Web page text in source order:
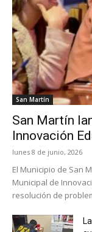
San Martín
San Martín
Innovación
lunes 8 de junio, 2026
El Municipio de San
Municipal de
resolución de